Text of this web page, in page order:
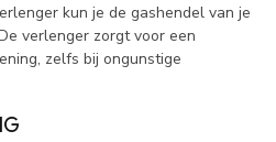
kun je de gashendel van je
verlenger zorgt voor een
zelfs bij ongunstige